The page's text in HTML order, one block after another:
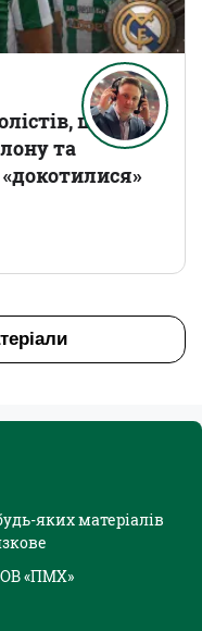
що
та
яких матеріалів
«ПМХ»